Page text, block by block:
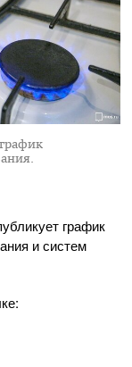
график
и систем